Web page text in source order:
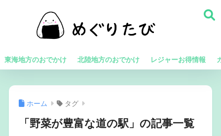
東海地方のおでかけ 北陸地方のおでかけ レジャーお得情報
ホーム タグ
「野菜が豊富な道の駅」の記事一覧